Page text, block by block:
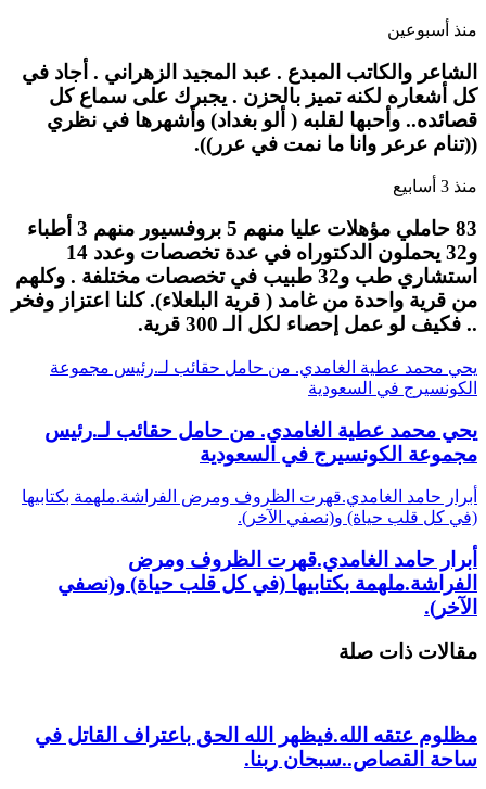
منذ أسبوعين
الشاعر والكاتب المبدع . عبد المجيد الزهراني . أجاد في
كل أشعاره لكنه تميز بالحزن . يجبرك على سماع كل
قصائده.. وأحبها لقلبه ( ألو بغداد) وأشهرها في نظري
((تنام عرعر وانا ما نمت في عرر)).
منذ 3 أسابيع
83 حاملي مؤهلات عليا منهم 5 بروفسيور منهم 3 أطباء
و32 يحملون الدكتوراه في عدة تخصصات وعدد 14
استشاري طب و32 طبيب في تخصصات مختلفة . وكلهم
من قرية واحدة من غامد ( قرية البلعلاء). كلنا اعتزاز وفخر
.. فكيف لو عمل إحصاء لكل الـ 300 قرية.
يحي محمد عطية الغامدي. من حامل حقائب لـ.رئيس مجموعة
الكونسيرج في السعودية
يحي محمد عطية الغامدي. من حامل حقائب لـ.رئيس
مجموعة الكونسيرج في السعودية
أبرار حامد الغامدي.قهرت الظروف ومرض الفراشة.ملهمة بكتابيها
(في كل قلب حياة) و(نصفي الآخر).
أبرار حامد الغامدي.قهرت الظروف ومرض
الفراشة.ملهمة بكتابيها (في كل قلب حياة) و(نصفي
الآخر).
مقالات ذات صلة
مظلوم عتقه الله.فيظهر الله الحق باعتراف القاتل في
ساحة القصاص..سبحان ربنا.